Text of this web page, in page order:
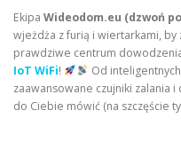
Ekipa Wideodom.eu (dzwoń
wjeżdża z furią i wiertarkami,
prawdziwe centrum
IoT WiFi!
Od
zaawansowane czujniki zalania
do Ciebie mówić (na szczęście